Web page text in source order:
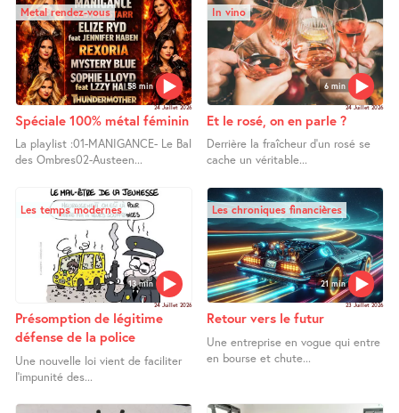
58 min
Metal rendez-vous
24 Juillet 2026
Spéciale 100% métal féminin
La playlist :01-MANIGANCE- Le Bal
des Ombres02-Austeen...
6 min
In vino
24 Juillet 2026
Et le rosé, on en parle ?
Derrière la fraîcheur d’un rosé se
cache un véritable...
13 min
Les temps modernes
24 Juillet 2026
Présomption de légitime
défense de la police
Une nouvelle loi vient de faciliter
l’impunité des...
21 min
Les chroniques financières
23 Juillet 2026
Retour vers le futur
Une entreprise en vogue qui entre
en bourse et chute...